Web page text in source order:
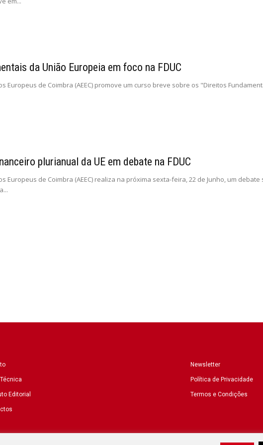
da União Europeia em foco na FDUC
Europeus de Coimbra (AEEC) promove um curso breve sobre os "Direitos
plurianual da UE em debate na FDUC
Europeus de Coimbra (AEEC) realiza na próxima sexta-feira, 22 de Junho, um
Editorial
Newsletter
Política de Privacidade
Termos e Condições